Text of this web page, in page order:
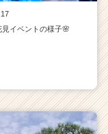
見イベントの様子🌸